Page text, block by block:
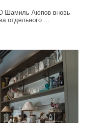
Шамиль Аюпов вновь
отдельного ...